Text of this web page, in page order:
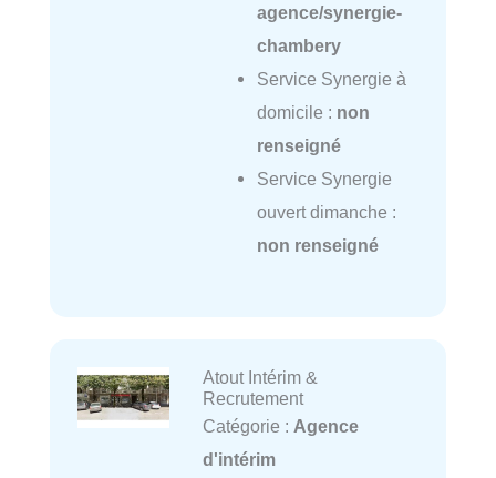
agence/synergie-
chambery
Service Synergie à
domicile : non
renseigné
Service Synergie
ouvert dimanche :
non renseigné
Atout Intérim &
Recrutement
Catégorie : Agence
d'intérim